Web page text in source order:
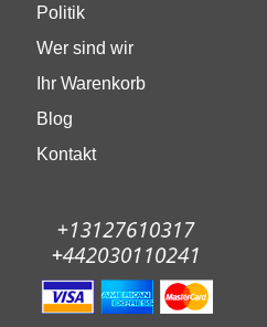
Politik
Wer sind wir
Ihr Warenkorb
Blog
Kontakt